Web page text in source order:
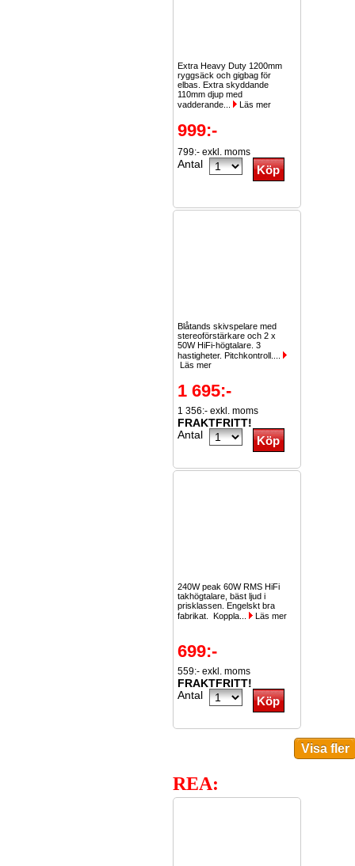
Extra Heavy Duty 1200mm
ryggsäck och gigbag för
elbas. Extra skyddande
110mm djup med
vadderande...
Läs mer
999:-
799:- exkl. moms
Antal
Blåtands skivspelare med
stereoförstärkare och 2 x
50W HiFi-högtalare. 3
hastigheter. Pitchkontroll....
Läs mer
1 695:-
1 356:- exkl. moms
FRAKTFRITT!
Antal
240W peak 60W RMS HiFi
takhögtalare, bäst ljud i
prisklassen. Engelskt bra
fabrikat. Koppla...
Läs mer
699:-
559:- exkl. moms
FRAKTFRITT!
Antal
REA: